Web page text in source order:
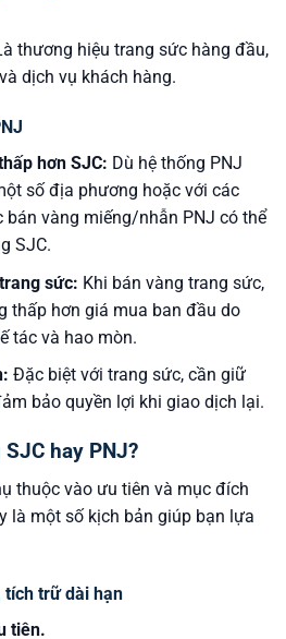
thương hiệu trang sức hàng đầu,
dịch vụ khách hàng.
hơn SJC: Dù hệ thống PNJ
số địa phương hoặc với các
bán vàng miếng/nhẫn PNJ có thể
SJC.
sức: Khi bán vàng trang sức,
thấp hơn giá mua ban đầu do
tác và hao mòn.
Đặc biệt với trang sức, cần giữ
bảo quyền lợi khi giao dịch lại.
hay PNJ?
thuộc vào ưu tiên và mục đích
là một số kịch bản giúp bạn lựa
tích trữ dài hạn
tiên.